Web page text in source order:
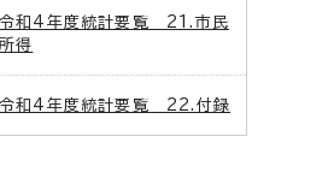
令和4年度統計要覧 21.市民
所得
令和4年度統計要覧 22.付録